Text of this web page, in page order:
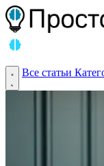
Все статьи